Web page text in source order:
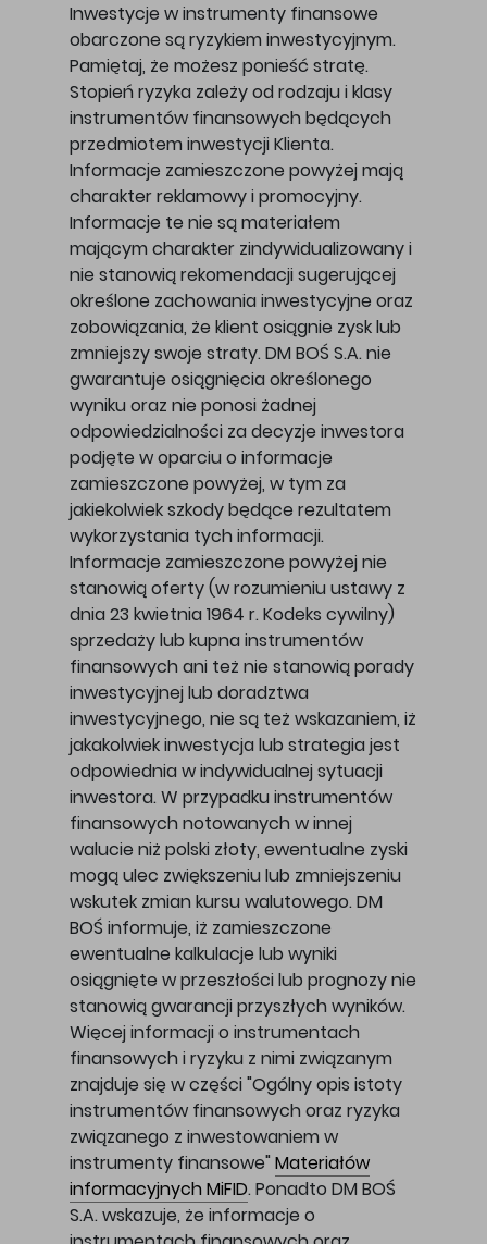
Inwestycje w instrumenty finansowe
obarczone są ryzykiem inwestycyjnym.
Pamiętaj, że możesz ponieść stratę.
Stopień ryzyka zależy od rodzaju i klasy
instrumentów finansowych będących
przedmiotem inwestycji Klienta.
Informacje zamieszczone powyżej mają
charakter reklamowy i promocyjny.
Informacje te nie są materiałem
mającym charakter zindywidualizowany i
nie stanowią rekomendacji sugerującej
określone zachowania inwestycyjne oraz
zobowiązania, że klient osiągnie zysk lub
zmniejszy swoje straty. DM BOŚ S.A. nie
gwarantuje osiągnięcia określonego
wyniku oraz nie ponosi żadnej
odpowiedzialności za decyzje inwestora
podjęte w oparciu o informacje
zamieszczone powyżej, w tym za
jakiekolwiek szkody będące rezultatem
wykorzystania tych informacji.
Informacje zamieszczone powyżej nie
stanowią oferty (w rozumieniu ustawy z
dnia 23 kwietnia 1964 r. Kodeks cywilny)
sprzedaży lub kupna instrumentów
finansowych ani też nie stanowią porady
inwestycyjnej lub doradztwa
inwestycyjnego, nie są też wskazaniem, iż
jakakolwiek inwestycja lub strategia jest
odpowiednia w indywidualnej sytuacji
inwestora. W przypadku instrumentów
finansowych notowanych w innej
walucie niż polski złoty, ewentualne zyski
mogą ulec zwiększeniu lub zmniejszeniu
wskutek zmian kursu walutowego. DM
BOŚ informuje, iż zamieszczone
ewentualne kalkulacje lub wyniki
osiągnięte w przeszłości lub prognozy nie
stanowią gwarancji przyszłych wyników.
Więcej informacji o instrumentach
finansowych i ryzyku z nimi związanym
znajduje się w części "Ogólny opis istoty
instrumentów finansowych oraz ryzyka
związanego z inwestowaniem w
instrumenty finansowe" Materiałów
informacyjnych MiFID. Ponadto DM BOŚ
S.A. wskazuje, że informacje o